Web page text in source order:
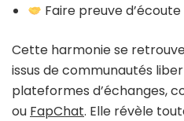
Faire preuve
Cette harmonie se
issus de communautés
plateformes d’échanges,
ou FapChat. Elle révèle